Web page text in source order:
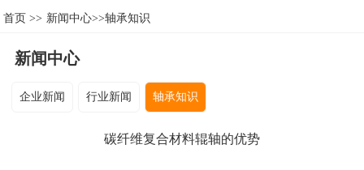
首页 >> 新闻中心>>轴承知识
新闻中心
企业新闻 行业新闻 轴承知识
碳纤维复合材料辊轴的优势